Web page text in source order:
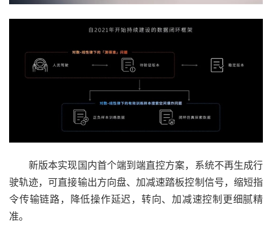
新版本实现国内首个端到端直控方案，系统不再生成行
驶轨迹，可直接输出方向盘、加减速踏板控制信号，缩短指
令传输链路，降低操作延迟，转向、加减速控制更细腻精
准。